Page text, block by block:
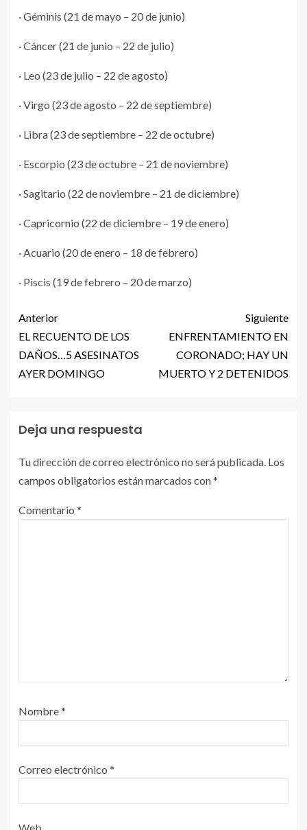
· Géminis (21 de mayo – 20 de junio)
· Cáncer (21 de junio – 22 de julio)
· Leo (23 de julio – 22 de agosto)
· Virgo (23 de agosto – 22 de septiembre)
· Libra (23 de septiembre – 22 de octubre)
· Escorpio (23 de octubre – 21 de noviembre)
· Sagitario (22 de noviembre – 21 de diciembre)
· Capricornio (22 de diciembre – 19 de enero)
· Acuario (20 de enero – 18 de febrero)
· Piscis (19 de febrero – 20 de marzo)
Anterior
EL RECUENTO DE LOS
DAÑOS…5 ASESINATOS
AYER DOMINGO
Siguiente
ENFRENTAMIENTO EN
CORONADO; HAY UN
MUERTO Y 2 DETENIDOS
Deja una respuesta
Tu dirección de correo electrónico no será publicada. Los
campos obligatorios están marcados con*
Comentario *
Nombre*
Correo electrónico *
Web